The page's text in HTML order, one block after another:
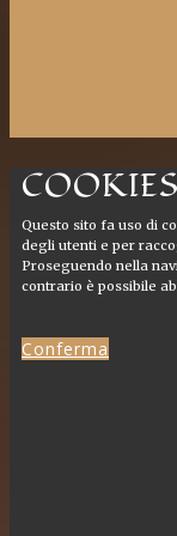
Questo sito fa uso di
degli utenti e per
Proseguendo nella
contrario è possibile
Conferma